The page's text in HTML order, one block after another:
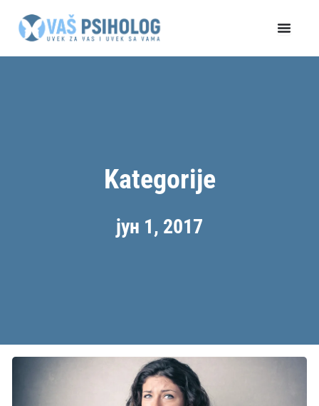
Kategorije
јун 1, 2017